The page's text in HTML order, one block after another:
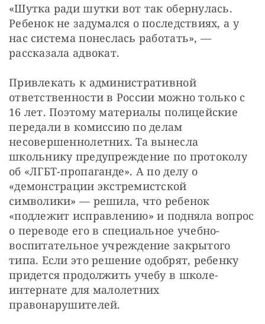
«Шутка ради шутки вот так обернулась.
Ребенок не задумался о последствиях, а у
нас система понеслась работать», —
рассказала адвокат.
Привлекать к административной
ответственности в России можно только с
16 лет. Поэтому материалы полицейские
передали в комиссию по делам
несовершеннолетних. Та вынесла
школьнику предупреждение по протоколу
об «ЛГБТ-пропаганде». А по делу о
«демонстрации экстремистской
символики» — решила, что ребенок
«подлежит исправлению» и подняла вопрос
о переводе его в специальное учебно-
воспитательное учреждение закрытого
типа. Если это решение одобрят, ребенку
придется продолжить учебу в школе-
интернате для малолетних
правонарушителей.